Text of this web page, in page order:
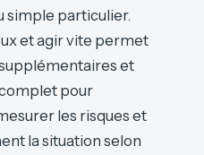
simple particulier.
et agir vite permet
et
pour
les risques et
la situation selon